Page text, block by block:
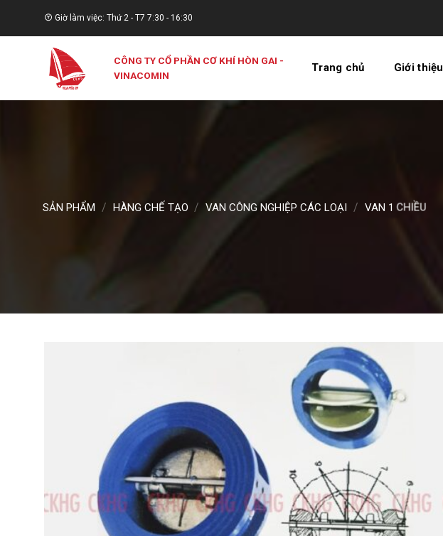
Giờ làm việc: Thứ 2 - T7 7:30 - 16:30
CÔNG TY CỔ PHẦN CƠ KHÍ HÒN GAI -
VINACOMIN
Trang chủ Giới thiệu
SẢN PHẨM / HÀNG CHẾ TẠO / VAN CÔNG NGHIỆP CÁC LOẠI / VAN 1 CHIỀU